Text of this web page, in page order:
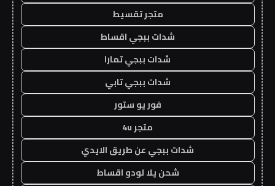
متجر تقسيط
شدات ببجي اقساط
شدات ببجي تمارا
شدات ببجي تابي
فور يو ستور
متجر 4u
شدات ببجي عن طريق الايدي
شحن يلا لودو اقساط